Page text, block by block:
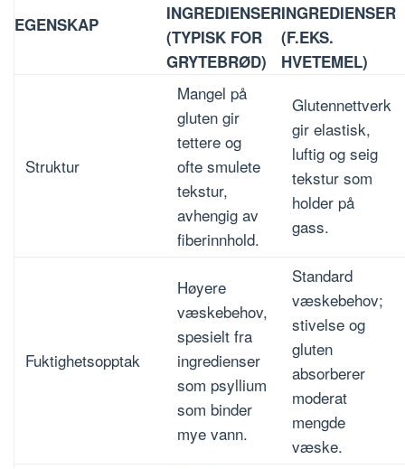
EGENSKAP
INGREDIENSER
(TYPISK FOR
GRYTEBRØD)
INGREDIENSER
(F.EKS.
HVETEMEL)
Struktur
Mangel på
gluten gir
tettere og
ofte smulete
tekstur,
avhengig av
fiberinnhold.
Glutennettverk
gir elastisk,
luftig og seig
tekstur som
holder på
gass.
Fuktighetsopptak
Høyere
væskebehov,
spesielt fra
ingredienser
som psyllium
som binder
mye vann.
Standard
væskebehov;
stivelse og
gluten
absorberer
moderat
mengde
væske.